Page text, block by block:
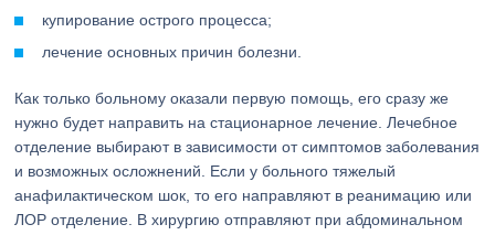
купирование острого процесса;
лечение основных причин болезни.
Как только больному оказали первую помощь, его сразу же
нужно будет направить на стационарное лечение. Лечебное
отделение выбирают в зависимости от симптомов заболевания
и возможных осложнений. Если у больного тяжелый
анафилактическом шок, то его направляют в реанимацию или
ЛОР отделение. В хирургию отправляют при абдоминальном